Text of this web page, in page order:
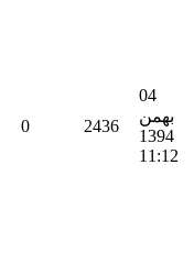
0 2436
04
بهمن
1394
11:12